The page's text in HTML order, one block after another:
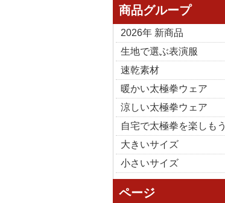
商品グループ
2026年 新商品
生地で選ぶ表演服
速乾素材
暖かい太極拳ウェア
涼しい太極拳ウェア
自宅で太極拳を楽しもう
大きいサイズ
小さいサイズ
ページ